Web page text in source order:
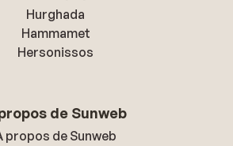
Hurghada
Hammamet
Hersonissos
de Sunweb
propos de Sunweb